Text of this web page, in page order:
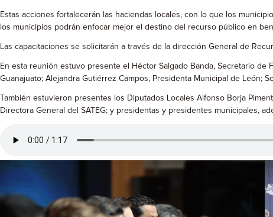
Estas acciones fortalecerán las haciendas locales, con lo que los
los municipios podrán enfocar mejor el destino del recurso público en
Las capacitaciones se solicitarán a través de la dirección General de
En esta reunión estuvo presente el Héctor Salgado Banda, Secretario
Guanajuato; Alejandra Gutiérrez Campos, Presidenta Municipal de León;
También estuvieron presentes los Diputados Locales Alfonso Borja
Directora General del SATEG; y presidentas y presidentes municipales,